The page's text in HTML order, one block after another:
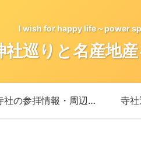
I wish for happy life～power
社巡りと名産地
寺社の参拝情報・周辺情報 寺